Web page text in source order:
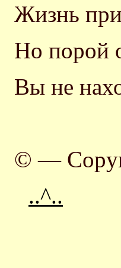
Жизнь
Но порой
Вы не
© —
..^..